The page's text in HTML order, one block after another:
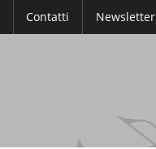
Contatti Newsletter